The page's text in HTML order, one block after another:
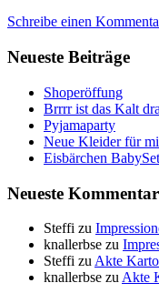
das
draußen
Taschenjacke
nähen
Anfänger
Schreibe einen
Neueste Beiträge
Shoperöffung
Brrrr ist das Kalt
Pyjamaparty
Neue Kleider für
Eisbärchen
Neueste
Steffi zu
knallerbse zu
Steffi zu Akte
knallerbse zu Akte